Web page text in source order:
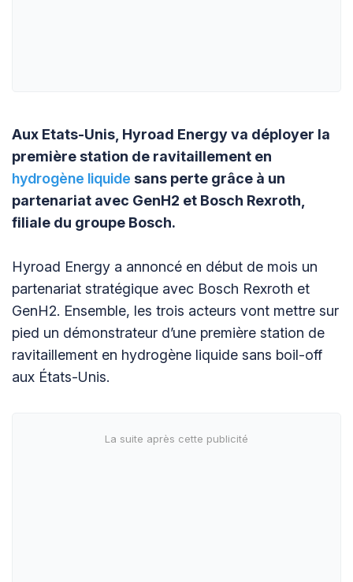
Aux Etats-Unis, Hyroad Energy va déployer la
première station de ravitaillement en
hydrogène liquide sans perte grâce à un
partenariat avec GenH2 et Bosch Rexroth,
filiale du groupe Bosch.
Hyroad Energy a annoncé en début de mois un
partenariat stratégique avec Bosch Rexroth et
GenH2. Ensemble, les trois acteurs vont mettre sur
pied un démonstrateur d’une première station de
ravitaillement en hydrogène liquide sans boil-off
aux États-Unis.